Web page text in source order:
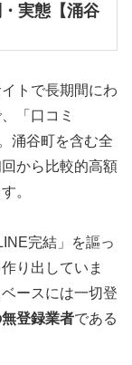
実態【涌谷
トで長期間にわ
「口コミ
涌谷町を含む全
から比較的高額
。
完結」を謳っ
り出していま
ースには一切登
登録業者である